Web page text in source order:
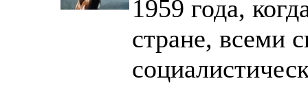
1959 года,
стране, всеми